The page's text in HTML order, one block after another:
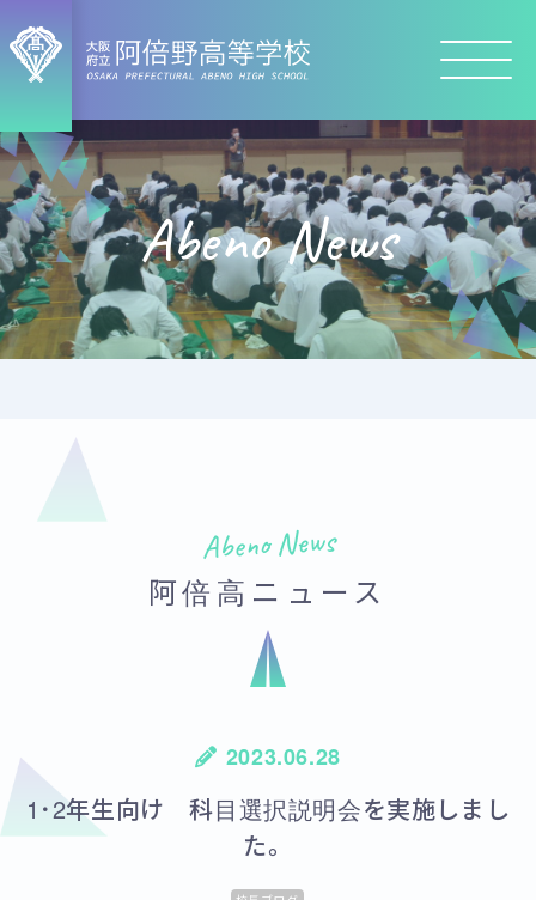
Abeno News
Abeno News
阿倍高ニュース
2023.06.28
1･2年生向け 科目選択説明会を実施しまし
た。